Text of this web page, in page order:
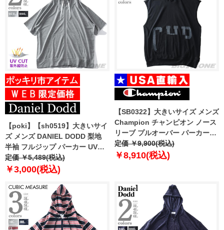
【poki】【sh0519】大きいサイ
ズ メンズ DANIEL DODD 梨地
半袖 フルジップ パーカー UVカ
ット 936-cj202243
定価 ￥5,489(税込)
￥3,000(税込)
【SB0322】大きいサイズ メンズ
Champion チャンピオン ノース
リーブ プルオーバー パーカー
USA直輸入 t96574-586qtb
定価 ￥9,900(税込)
￥8,910(税込)